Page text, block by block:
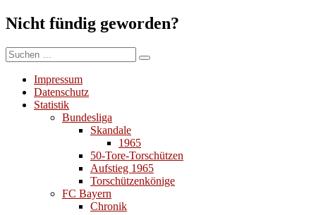
Nicht fündig geworden?
Suchen
nach:
Suchen
Impressum
Datenschutz
Statistik
Bundesliga
Skandale
1965
50-Tore-Torschützen
Aufstieg 1965
Torschützenkönige
FC Bayern
Chronik